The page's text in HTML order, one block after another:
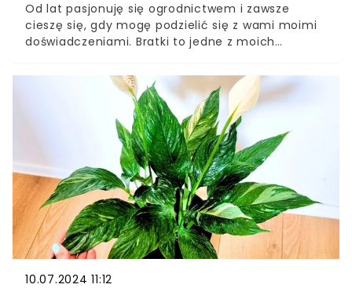
Od lat pasjonuję się ogrodnictwem i zawsze
cieszę się, gdy mogę podzielić się z wami moimi
doświadczeniami. Bratki to jedne z moich
ogród czy balkon. Dziś chciałbym opowiedzieć o
prostych, domowych sposobach na to, by bratki
obsypały się kwiatami i cieszyły oko przez cały
10.07.2024 11:12